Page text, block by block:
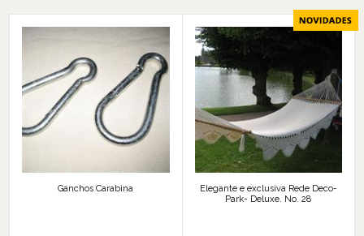
Ganchos Carabina
Elegante e exclusiva Rede Deco-
Park- Deluxe. No. 28